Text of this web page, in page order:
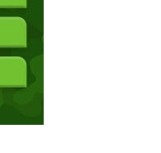
це поняття
електронне
їх скоєння
проблем
пов’язані